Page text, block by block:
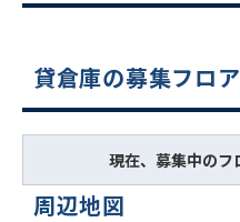
貸倉庫の募集フロア
現在、募集中のフ
周辺地図